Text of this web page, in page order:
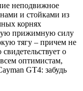
неподвижное
и стойками из
корнях
прижимную силу
тягу – причем не
о
оптимистам,
GT4: забудь